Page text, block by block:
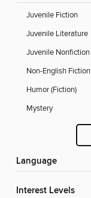
Juvenile Fiction
Juvenile Literature
Juvenile Nonfiction
Non-English Fiction
Humor (Fiction)
Mystery
Language
Interest Levels